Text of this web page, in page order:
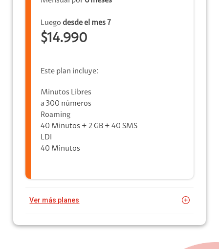
Luego desde el mes 7
$14.990
Este plan incluye:
Minutos Libres
a 300 números
Roaming
40 Minutos + 2 GB + 40 SMS
LDI
40 Minutos
Ver más planes